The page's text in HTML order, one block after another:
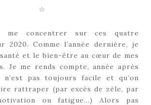
☆
me concentrer sur ces quatre
2020. Comme l’année dernière, je
et le bien-être au cœur de mes
Je me rends compte, année après
n’est pas toujours facile et qu’on
rattraper (par excès de zèle, par
ou fatigue…) Alors pas